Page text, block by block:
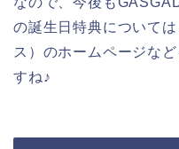
の誕生日特典について
ス）のホームページな
すね♪